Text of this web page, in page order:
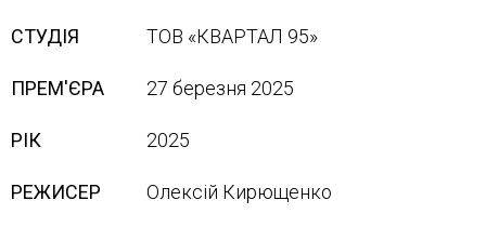
СТУДІЯ ТОВ «КВАРТАЛ 95»
ПРЕМ'ЄРА 27 березня 2025
РІК 2025
РЕЖИСЕР Олексій Кирющенко